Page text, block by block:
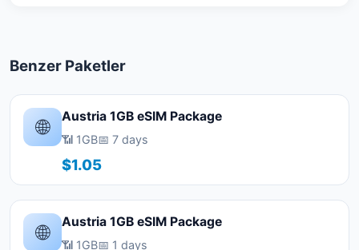
Benzer Paketler
🌐 Austria 1GB eSIM Package
📶 1GB📅 7 days
$1.05
🌐 Austria 1GB eSIM Package
📶 1GB📅 1 days